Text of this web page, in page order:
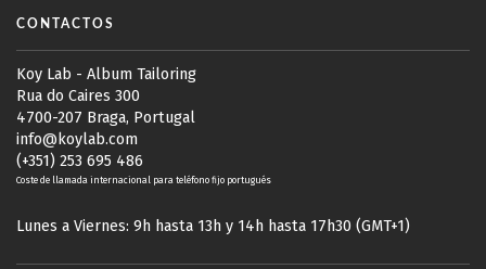
CONTACTOS
Koy Lab - Album Tailoring
Rua do Caires 300
4700-207 Braga, Portugal
info@koylab.com
(+351) 253 695 486
Coste de llamada internacional para teléfono fijo portugués
Lunes a Viernes: 9h hasta 13h y 14h hasta 17h30 (GMT+1)